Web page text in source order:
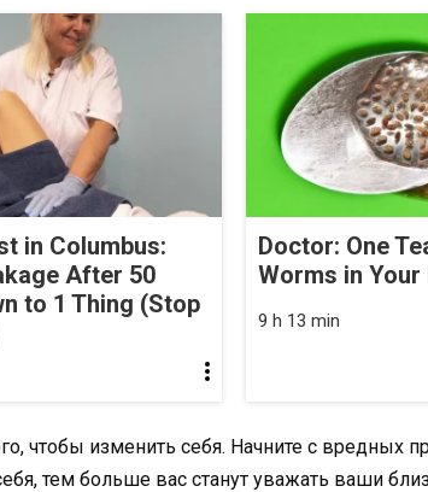
in Columbus:
After 50
to 1 Thing (Stop
Doctor: One
Worms in Your
9 h 13 min
чтобы изменить себя. Начните с вредных
тем больше вас станут уважать ваши